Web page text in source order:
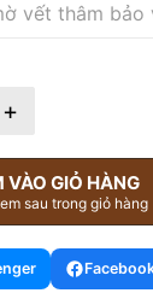
vết thâm bảo
+
VÀO GIỎ HÀNG
sau trong giỏ hàng